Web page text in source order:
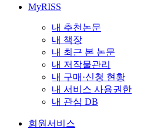
MyRISS
내 추천논문
내 책장
내 최근 본 논문
내 저작물관리
내 구매·신청 현황
내 서비스 사용권한
내 관심 DB
회원서비스